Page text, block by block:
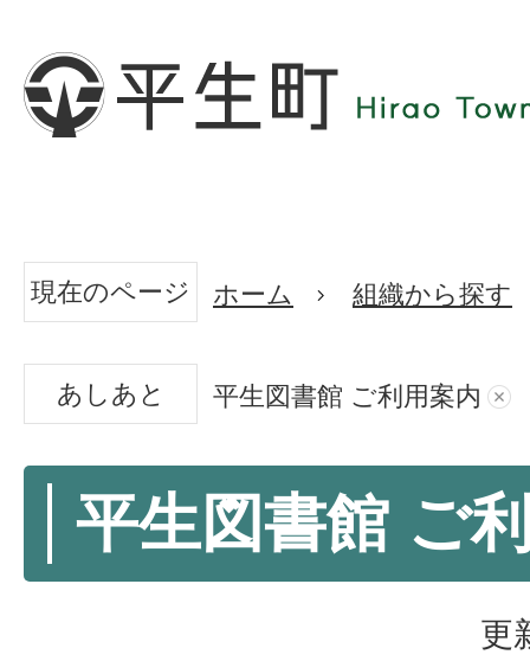
現在のページ ホーム 組織から探す
あしあと 平生図書館 ご利用案内
平生図書館 ご
更